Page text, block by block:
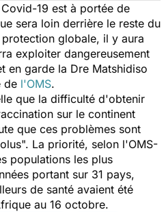
19 est à portée de
sera loin derrière le reste du
globale, il y aura
exploiter dangereusement
en garde la Dre Matshidiso
de l'OMS.
que la difficulté d'obtenir
sur le continent
que ces problèmes sont
". La priorité, selon l'OMS-
populations les plus
portant sur 31 pays,
de santé avaient été
au 16 octobre.